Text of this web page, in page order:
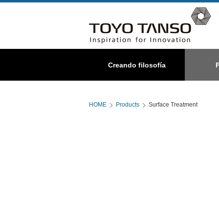
Creando filosofía
Acerca de nosotros
Grafito
Especial
Compuesto C/C
HOME Products Surface Treatment